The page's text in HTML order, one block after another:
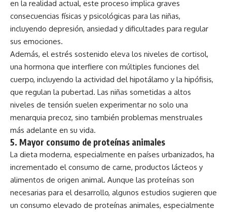
en la realidad actual, este proceso implica graves
consecuencias físicas y psicológicas para las niñas,
incluyendo depresión, ansiedad y dificultades para regular
sus emociones.
Además, el estrés sostenido eleva los niveles de cortisol,
una hormona que interfiere con múltiples funciones del
cuerpo, incluyendo la actividad del hipotálamo y la hipófisis,
que regulan la pubertad. Las niñas sometidas a altos
niveles de tensión suelen experimentar no solo una
menarquia precoz, sino también problemas menstruales
más adelante en su vida.
5. Mayor consumo de proteínas animales
La dieta moderna, especialmente en países urbanizados, ha
incrementado el consumo de carne, productos lácteos y
alimentos de origen animal. Aunque las proteínas son
necesarias para el desarrollo, algunos estudios sugieren que
un consumo elevado de proteínas animales, especialmente